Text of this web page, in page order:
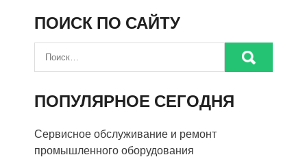
ПОИСК ПО САЙТУ
ПОПУЛЯРНОЕ СЕГОДНЯ
Сервисное обслуживание и ремонт
промышленного оборудования